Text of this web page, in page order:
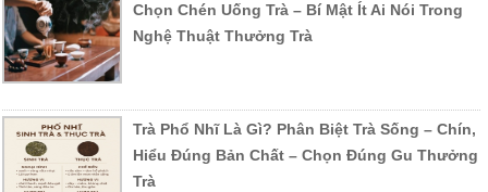
Chọn Chén Uống Trà – Bí Mật Ít Ai Nói Trong
Nghệ Thuật Thưởng Trà
Trà Phổ Nhĩ Là Gì? Phân Biệt Trà Sống – Chín,
Hiểu Đúng Bản Chất – Chọn Đúng Gu Thưởng
Trà